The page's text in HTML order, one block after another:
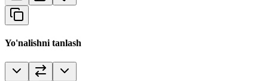
Yo'nalishni tanlash